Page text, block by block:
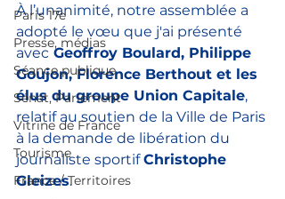
Paris 17e
Presse, médias
Séance publique
Sénat, Parlement
Vitrine de France
Tourisme
France / Territoires
À l’unanimité, notre assemblée a
adopté le vœu que j'ai présenté
avec Geoffroy Boulard, Philippe
Goujon, Florence Berthout et les
élus du groupe Union Capitale,
relatif au soutien de la Ville de Paris
à la demande de libération du
journaliste sportif Christophe
Gleizes.